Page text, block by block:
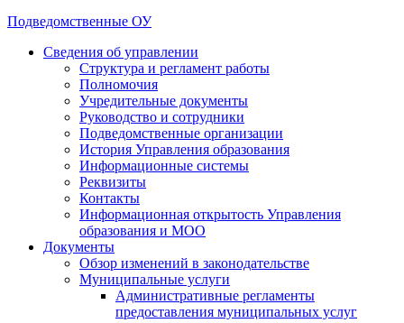
Подведомственные ОУ
Сведения об управлении
Структура и регламент работы
Полномочия
Учредительные документы
Руководство и сотрудники
Подведомственные организации
История Управления образования
Информационные системы
Реквизиты
Контакты
Информационная открытость Управления
образования и МОО
Документы
Обзор изменений в законодательстве
Муниципальные услуги
Административные регламенты
предоставления муниципальных услуг